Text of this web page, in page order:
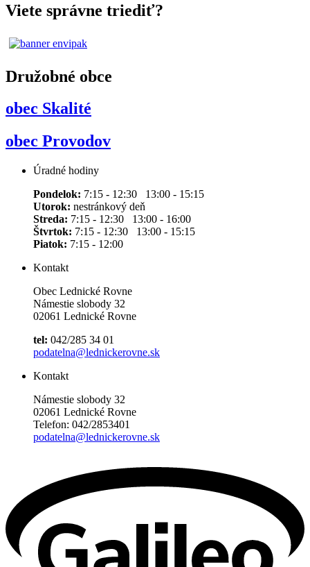
Viete správne triediť?
Družobné obce
obec Skalité
obec Provodov
Úradné hodiny
Pondelok: 7:15 - 12:30 13:00 - 15:15
Utorok: nestránkový deň
Streda: 7:15 - 12:30 13:00 - 16:00
Štvrtok: 7:15 - 12:30 13:00 - 15:15
Piatok: 7:15 - 12:00
Kontakt
Obec Lednické Rovne
Námestie slobody 32
02061 Lednické Rovne
tel: 042/285 34 01
podatelna@lednickerovne.sk
Kontakt
Námestie slobody 32
02061 Lednické Rovne
Telefon: 042/2853401
podatelna@lednickerovne.sk